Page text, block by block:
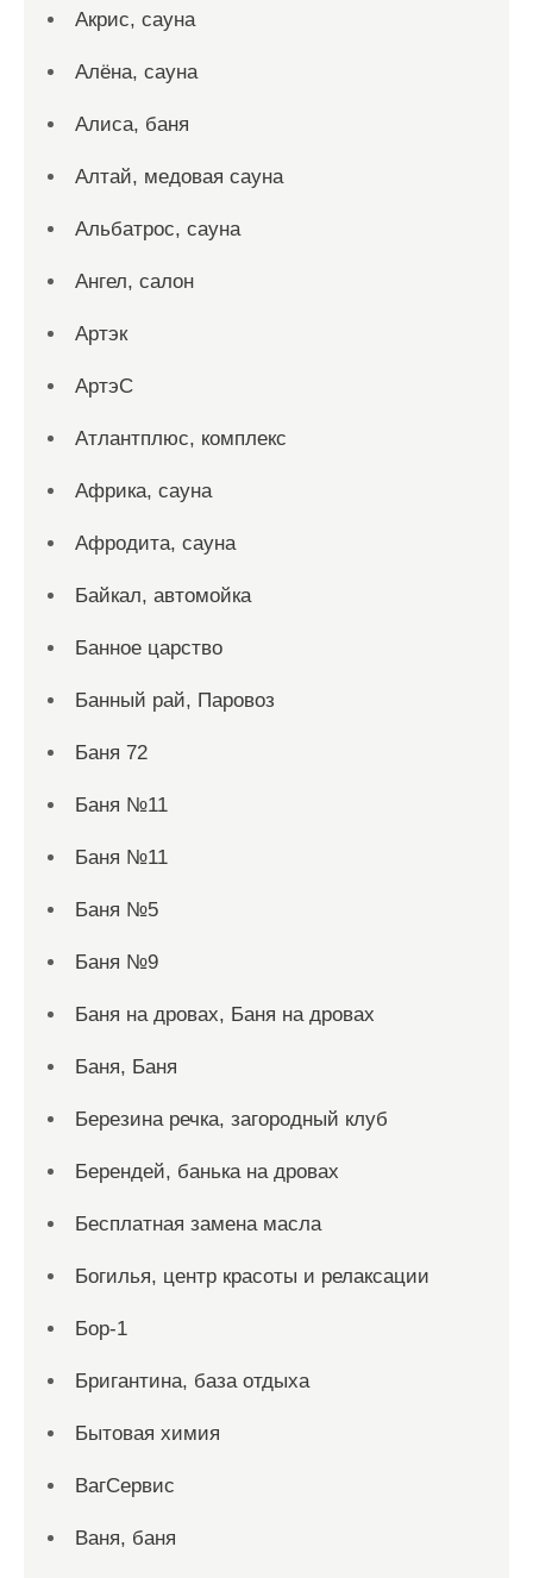
Акрис, сауна
Алёна, сауна
Алиса, баня
Алтай, медовая сауна
Альбатрос, сауна
Ангел, салон
Артэк
АртэС
Атлантплюс, комплекс
Африка, сауна
Афродита, сауна
Байкал, автомойка
Банное царство
Банный рай, Паровоз
Баня 72
Баня №11
Баня №11
Баня №5
Баня №9
Баня на дровах, Баня на дровах
Баня, Баня
Березина речка, загородный клуб
Берендей, банька на дровах
Бесплатная замена масла
Богилья, центр красоты и релаксации
Бор-1
Бригантина, база отдыха
Бытовая химия
ВагСервис
Ваня, баня